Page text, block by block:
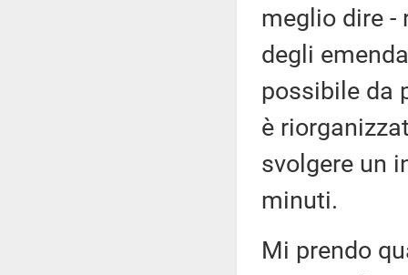
meglio dire -
degli
possibile da
è
svolgere un
minuti.
Mi prendo